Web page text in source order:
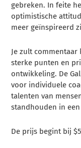
gebreken. In feite
optimistische
meer geïnspireerd
Je zult
sterke punten en
ontwikkeling. De
voor individuele
talenten van
standhouden in
De prijs begint bij